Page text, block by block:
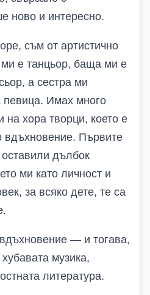
ново и интересно.
съм от артистично
е танцьор, баща ми е
а сестра ми
певица. Имах много
на хора творци, което е
вдъхновение. Първите
дълбок
ми като личност и
за всяко дете, те са
— и тогава,
музика,
литература.